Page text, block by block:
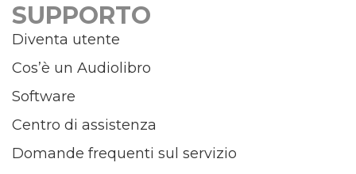
SUPPORTO
Diventa utente
Cos’è un Audiolibro
Software
Centro di assistenza
Domande frequenti sul servizio